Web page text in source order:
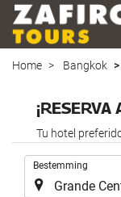
Home Bangkok
¡RESERVA
Tu hotel
Bestemming